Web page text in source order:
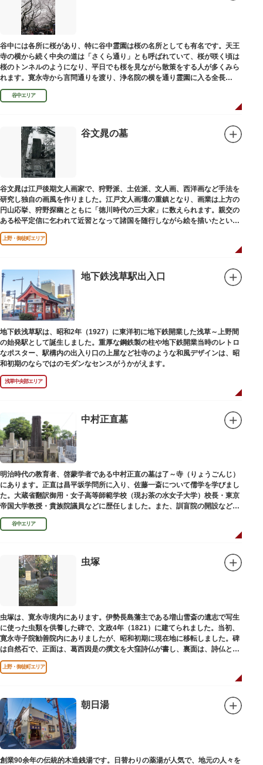
谷中には各所に桜があり、特に谷中霊園は桜の名所としても有名です。天王
寺の横から続く中央の道は「さくら通り」とも呼ばれていて、桜が咲く頃は
桜のトンネルのようになり、平日でも桜を見ながら散策をする人が多くみら
れます。寛永寺から言問通りを渡り、浄名院の横を通り霊園に入る全長
100mの桜並木や、霊園内に点在する大木なども見事です。
谷中エリア
谷文晁の墓
谷文晁は江戸後期文人画家で、狩野派、土佐派、文人画、西洋画など手法を
研究し独自の画風を作りました。江戸文人画壇の重鎮となり、画業は上方の
円山応挙、狩野探幽とともに「徳川時代の三大家」に数えられます。親交の
ある松平定信に乞われて近習となって諸国を随行しながら絵を描いたといわ
れています。お墓は源空寺（げんくうじ）にあります。
上野・御徒町エリア
地下鉄浅草駅出入口
地下鉄浅草駅は、昭和2年（1927）に東洋初に地下鉄開業した浅草～上野間
の始発駅として誕生しました。重厚な鋼鉄製の柱や地下鉄開業当時のレトロ
なポスター、駅構内の出入り口の上屋など社寺のような和風デザインは、昭
和初期のならではのモダンなセンスがうかがえます。
浅草中央部エリア
中村正直墓
明治時代の教育者、啓蒙学者である中村正直の墓は了～寺（りょうごんじ）
にあります。正直は昌平坂学問所に入り、佐藤一斎について儒学を学びまし
た。大蔵省翻訳御用・女子高等師範学校（現お茶の水女子大学）校長・東京
帝国大学教授・貴族院議員などに歴任しました。また、訓盲院の開設など女
子教育や障害者教育にも力を注ぎました。明治24（1891）病没しました。
谷中エリア
虫塚
虫塚は、寛永寺境内にあります。伊勢長島藩主である増山雪斎の遺志で写生
に使った虫類を供養した碑で、文政4年（1821）に建てられました。当初、
寛永寺子院勧善院内にありましたが、昭和初期に現在地に移転しました。碑
は自然石で、正面は、葛西因是の撰文を大窪詩仏が書し、裏面は、詩仏と菊
池五山の自筆の詩が刻まれています。
上野・御徒町エリア
朝日湯
創業90余年の伝統的木造銭湯です。日替わりの薬湯が人気で、地元の人々を